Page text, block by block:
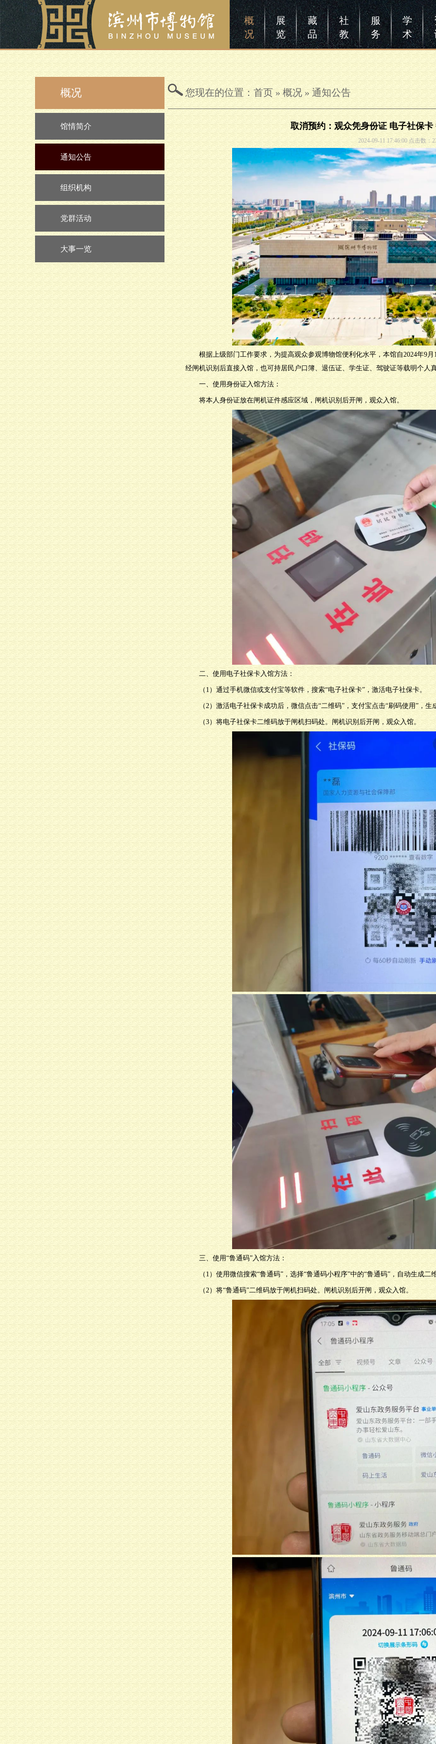
概
况
展
览
藏
品
社
教
服
务
学
术
概况
馆情简介
通知公告
组织机构
党群活动
大事一览
您现在的位置： 首页 » 概况»通知公告
取消预约：观众凭身份证 电子社保
2024-09-11 17:46:00 点击数：
根据上级部门工作要求，为提高观众参观博物馆便利化水平，本馆自2024年9
经闸机识别后直接入馆，也可持居民户口簿、退伍证、学生证、驾驶证等载明个人
一、使用身份证入馆方法：
将本人身份证放在闸机证件感应区域，闸机识别后开闸，观众入馆。
二、使用电子社保卡入馆方法：
（1）通过手机微信或支付宝等软件，搜索“电子社保卡”，激活电子社保卡。
（2）激活电子社保卡成功后，微信点击“二维码”，支付宝点击“刷码使用”，
（3）将电子社保卡二维码放于闸机扫码处。闸机识别后开闸，观众入馆。
三、使用“鲁通码”入馆方法：
（1）使用微信搜索“鲁通码”，选择“鲁通码小程序”中的“鲁通码”，自动生成二
（2）将“鲁通码”二维码放于闸机扫码处。闸机识别后开闸，观众入馆。